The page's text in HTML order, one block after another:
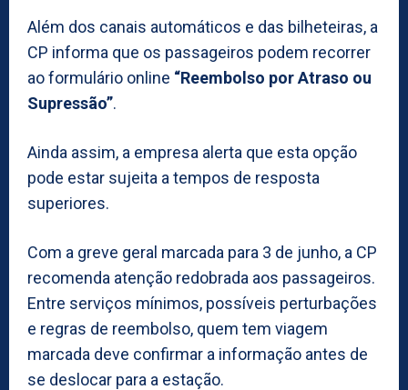
Além dos canais automáticos e das bilheteiras, a
CP informa que os passageiros podem recorrer
ao formulário online “Reembolso por Atraso ou
Supressão”.
Ainda assim, a empresa alerta que esta opção
pode estar sujeita a tempos de resposta
superiores.
Com a greve geral marcada para 3 de junho, a CP
recomenda atenção redobrada aos passageiros.
Entre serviços mínimos, possíveis perturbações
e regras de reembolso, quem tem viagem
marcada deve confirmar a informação antes de
se deslocar para a estação.